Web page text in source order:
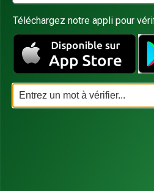
Téléchargez notre appli pour